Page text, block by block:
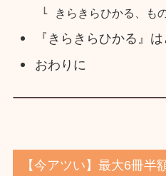
きらきらひかる、も
『きらきらひかる』
おわりに
【今アツい】最大6冊半